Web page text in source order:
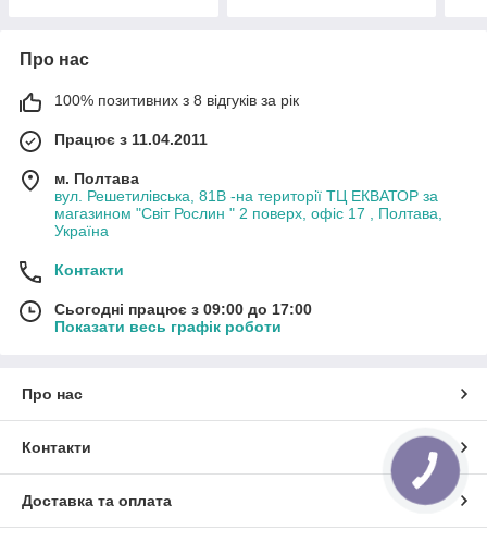
Про нас
100% позитивних з 8 відгуків за рік
Працює з 11.04.2011
м. Полтава
вул. Решетилівська, 81В -на території ТЦ ЕКВАТОР за
магазином "Світ Рослин " 2 поверх, офіс 17 , Полтава,
Україна
Контакти
Сьогодні працює з 09:00 до 17:00
Показати весь графік роботи
Про нас
Контакти
Доставка та оплата